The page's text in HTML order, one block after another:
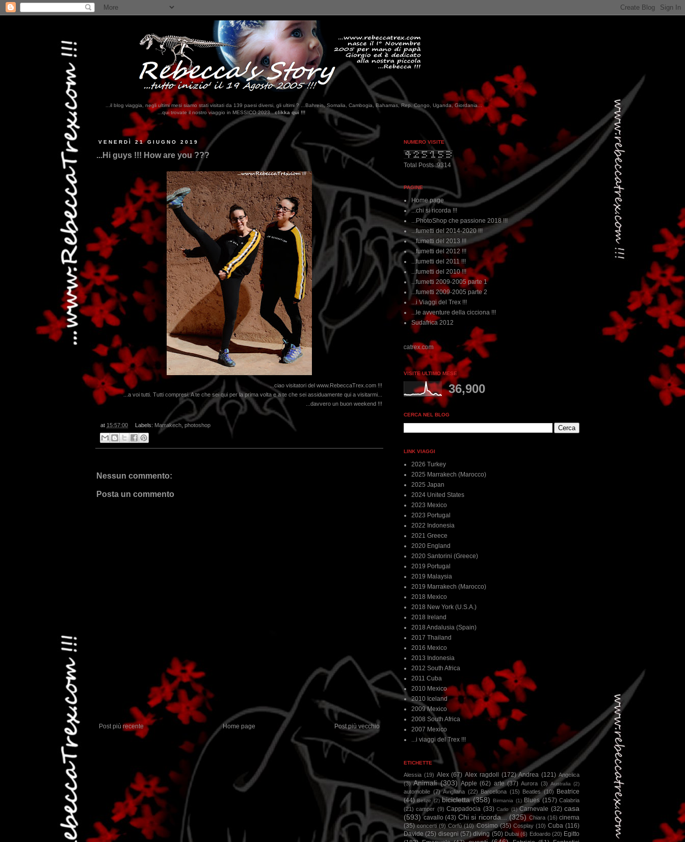
...il blog viaggia, negli ultimi mesi siamo stati visitati da 139 paesi diversi, gli ultimi ? ...Bahrein, Somalia, Cambogia, Bahamas, Rep. Congo, Uganda, Giordania...
...qui trovate il nostro viaggio in MESSICO 2023...clikka qui !!!
VENERDÌ 21 GIUGNO 2019
...Hi guys !!! How are you ???
...ciao visitatori del www.RebeccaTrex.com !!!
...a voi tutti. Tutti compresi. A te che sei qui per la prima volta e a te che sei assiduamente qui a visitarmi...
...davvero un buon weekend !!!
at 15:57:00 Labels: Marrakech, photoshop
Nessun commento:
Posta un commento
Post più recente Post più vecchio
Home page
NUMERO VISITE
Total Posts :9314
PAGINE
Home page
...chi si ricorda !!!
...PhotoShop che passione 2018 !!!
...fumetti del 2014-2020 !!!
...fumetti del 2013 !!!
...fumetti del 2012 !!!
...fumetti del 2011 !!!
...fumetti del 2010 !!!
...fumetti 2009-2005 parte 1
...fumetti 2009-2005 parte 2
...i Viaggi del Trex !!!
...le avventure della cicciona !!!
Sudafrica 2012
...dai non perdere tempo, clikka "qui", c'è il meglio del
VISITE ULTIMO MESE
36,900
CERCA NEL BLOG
LINK VIAGGI
2026 Turkey
2025 Marrakech (Marocco)
2025 Japan
2024 United States
2023 Mexico
2023 Portugal
2022 Indonesia
2021 Greece
2020 England
2020 Santorini (Greece)
2019 Portugal
2019 Malaysia
2019 Marrakech (Marocco)
2018 Mexico
2018 New York (U.S.A.)
2018 Ireland
2018 Andalusia (Spain)
2017 Thailand
2016 Mexico
2013 Indonesia
2012 South Africa
2011 Cuba
2010 Mexico
2010 Iceland
2009 Mexico
2008 South Africa
2007 Mexico
...i viaggi del Trex !!!
ETICHETTE
Alessia (19) Alex (67) Alex ragdoll (172) Andrea (121) Angelica
(3) Animali (303) Apple (62) arte (37) Aurora (3) Australia (2)
automobile (7) Avigliana (22) Barcellona (15) Beatles (10)
Beatrice
(44) Belize (2) bicicletta (358) Birmania (1) Blues (157) Calabria
(21) camper (9) Cappadocia (33) Carlo (1) Carnevale (32) casa
(593) cavallo (43) Chi si ricorda... (325) Chiara (16) cinema
(35) concerti (9) Corfù (10) Cosimo (35) Cosplay (10) Cuba (116)
Davide (25) disegni (57) diving (50) Dubai (6) Edoardo (20) Egitto